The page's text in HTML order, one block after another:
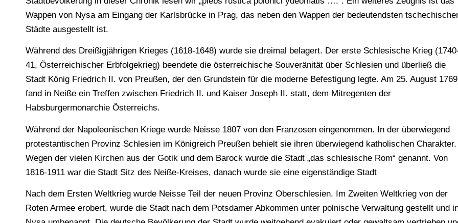
Wappen von Nysa am Eingang der Karlsbrücke in Prag, das neben den Wappen der bedeutendsten
Städte ausgestellt ist.
Während des Dreißigjährigen Krieges (1618-1648) wurde sie dreimal belagert. Der erste Schlesische Krieg
41, Österreichischer Erbfolgekrieg) beendete die österreichische Souveränität über Schlesien und überließ die
Stadt König Friedrich II. von Preußen, der den Grundstein für die moderne Befestigung legte. Am 25. August 1769
fand in Neiße ein Treffen zwischen Friedrich II. und Kaiser Joseph II. statt, dem Mitregenten der
Habsburgermonarchie Österreichs.
Während der Napoleonischen Kriege wurde Neisse 1807 von den Franzosen eingenommen. In der überwiegend
protestantischen Provinz Schlesien im Königreich Preußen behielt sie ihren überwiegend katholischen Charakter.
Wegen der vielen Kirchen aus der Gotik und dem Barock wurde die Stadt „das schlesische Rom“ genannt. Von
1816-1911 war die Stadt Sitz des Neiße-Kreises, danach wurde sie eine eigenständige Stadt
Nach dem Ersten Weltkrieg wurde Neisse Teil der neuen Provinz Oberschlesien. Im Zweiten Weltkrieg von der
Roten Armee erobert, wurde die Stadt nach dem Potsdamer Abkommen unter polnische Verwaltung gestellt und